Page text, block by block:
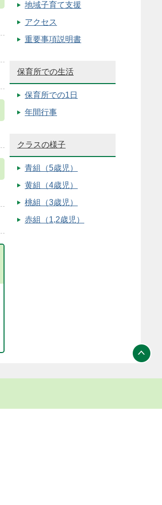
地域子育て支援
アクセス
重要事項説明書
保育所での生活
保育所での1日
年間行事
クラスの様子
青組（5歳児）
黄組（4歳児）
桃組（3歳児）
赤組（1,2歳児）